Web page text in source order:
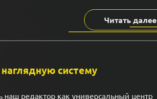
Читать далее
систему
редактор как универсальный центр